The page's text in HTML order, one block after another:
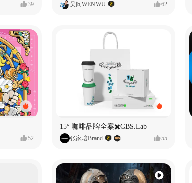
39 吴问WENWU 62
52
15° 咖啡品牌全案✖️GBS.Lab
张家培Brand 55